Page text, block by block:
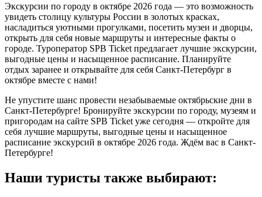
Экскурсии по городу в октябре 2026 года — это возможность
увидеть столицу культуры России в золотых красках,
насладиться уютными прогулками, посетить музеи и дворцы,
открыть для себя новые маршруты и интересные факты о
городе. Туроператор SPB Ticket предлагает лучшие экскурсии,
выгодные цены и насыщенное расписание. Планируйте
отдых заранее и открывайте для себя Санкт-Петербург в
октябре вместе с нами!
Не упустите шанс провести незабываемые октябрьские дни в
Санкт-Петербурге! Бронируйте экскурсии по городу, музеям и
пригородам на сайте SPB Ticket уже сегодня — откройте для
себя лучшие маршруты, выгодные цены и насыщенное
расписание экскурсий в октябре 2026 года. Ждём вас в Санкт-
Петербурге!
Наши туристы также выбирают: